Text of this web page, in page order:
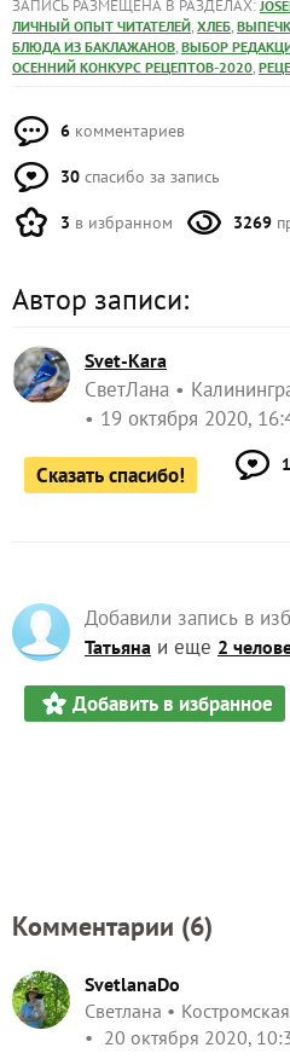
ЗАПИСЬ РАЗМЕЩЕНА В РАЗДЕЛАХ:
ЛИЧНЫЙ ОПЫТ ЧИТАТЕЛЕЙ, ХЛЕБ,
БЛЮДА ИЗ БАКЛАЖАНОВ, ВЫБОР
ОСЕННИЙ КОНКУРС РЕЦЕПТОВ-2020,
6 комментариев
30 спасибо за запись
3 в избранном 3269
Автор записи:
Svet-Kara
СветЛана
19 октября 2020,
Сказать спасибо!
Добавили запись в
Татьяна и еще 2
Добавить в избранное
Комментарии (6)
SvetlanaDo
Светлана
20 октября 2020,